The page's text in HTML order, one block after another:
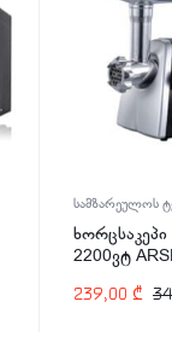
სამზარეულოს
2200ვტ
239,00 ₾